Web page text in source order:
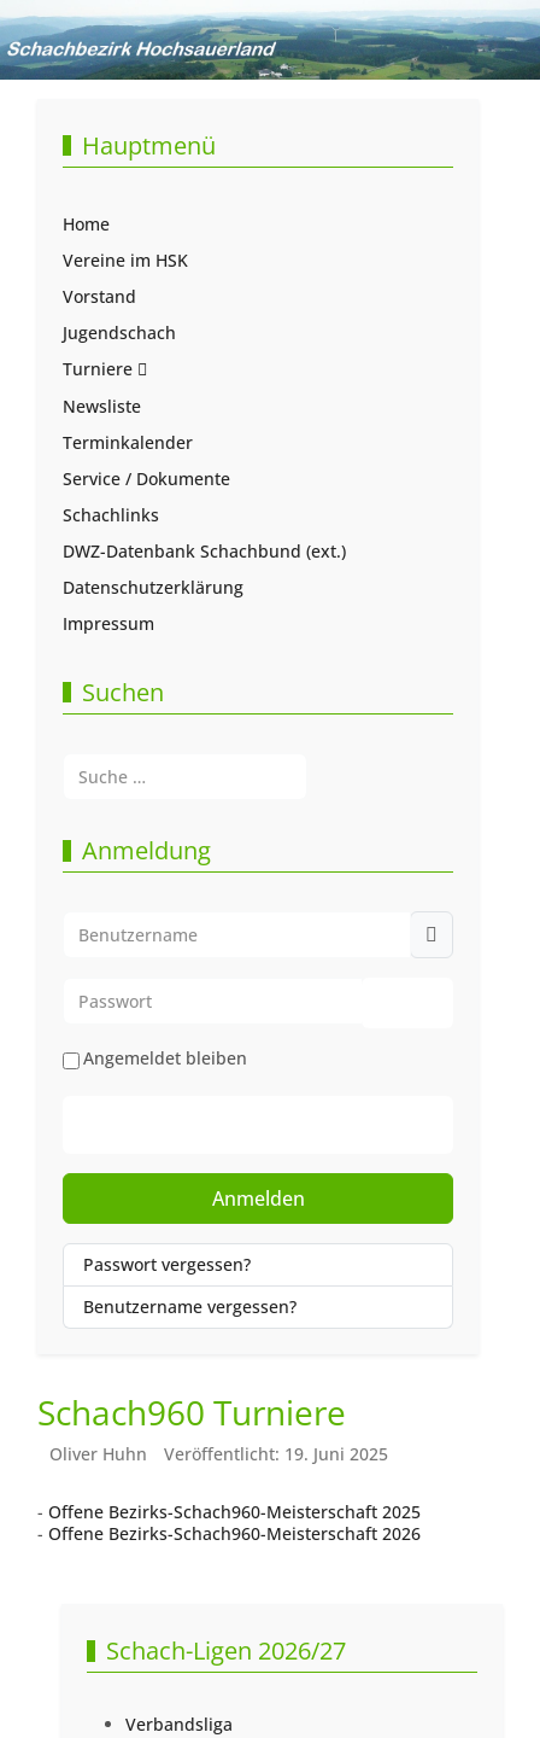
Hauptmenü
Home
Vereine im HSK
Vorstand
Jugendschach
Turniere
Newsliste
Terminkalender
Service / Dokumente
Schachlinks
DWZ-Datenbank Schachbund (ext.)
Datenschutzerklärung
Impressum
Suchen
Anmeldung
Angemeldet bleiben
Anmelden
Passwort vergessen?
Benutzername vergessen?
Schach960 Turniere
Oliver Huhn Veröffentlicht: 19. Juni 2025
-Offene Bezirks-Schach960-Meisterschaft 2025
-Offene Bezirks-Schach960-Meisterschaft 2026
Schach-Ligen 2026/27
Verbandsliga